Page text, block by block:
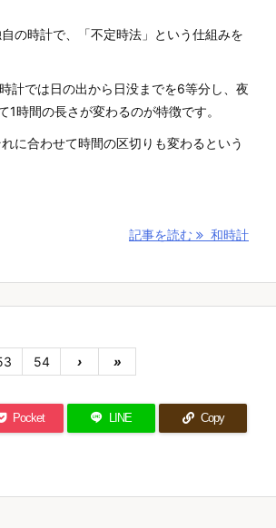
の時計で、「不定時法」という仕組みを
計では日の出から日没までを6等分し、夜
時間の長さが変わるのが特徴です。
に合わせて時間の区切りも変わるという
記事を読む 和時計
54 › »
Pocket LINE Copy